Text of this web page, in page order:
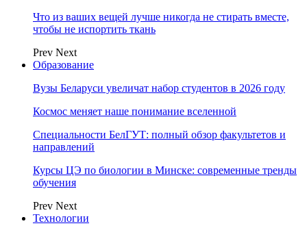
Что из ваших вещей лучше никогда не стирать вместе,
чтобы не испортить ткань
Prev Next
Образование
Вузы Беларуси увеличат набор студентов в 2026 году
Космос меняет наше понимание вселенной
Специальности БелГУТ: полный обзор факультетов и
направлений
Курсы ЦЭ по биологии в Минске: современные тренды
обучения
Prev Next
Технологии